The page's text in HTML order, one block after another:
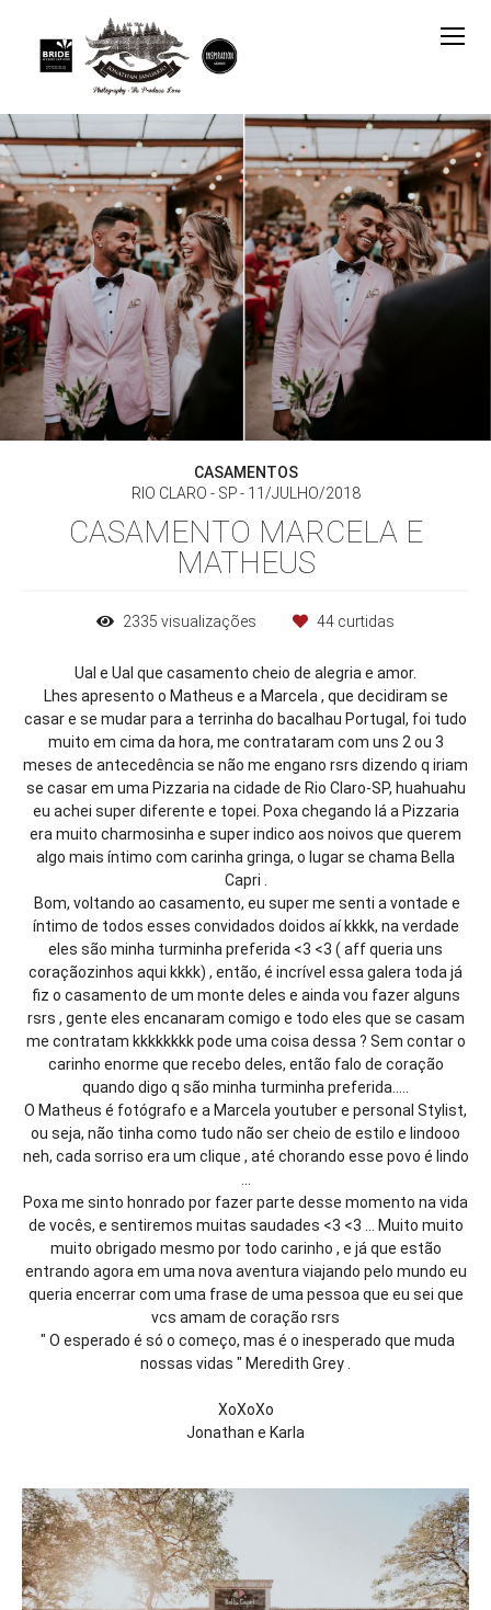
CASAMENTOS
RIO CLARO - SP
11/JULHO/2018
CASAMENTO MARCELA E
MATHEUS
2335 visualizações 44 curtidas
Ual e Ual que casamento cheio de alegria e amor.
Lhes apresento o Matheus e a Marcela , que decidiram se
casar e se mudar para a terrinha do bacalhau Portugal, foi tudo
muito em cima da hora, me contrataram com uns 2 ou 3
meses de antecedência se não me engano rsrs dizendo q iriam
se casar em uma Pizzaria na cidade de Rio Claro-SP, huahuahu
eu achei super diferente e topei. Poxa chegando lá a Pizzaria
era muito charmosinha e super indico aos noivos que querem
algo mais íntimo com carinha gringa, o lugar se chama Bella
Capri .
Bom, voltando ao casamento, eu super me senti a vontade e
íntimo de todos esses convidados doidos aí kkkk, na verdade
eles são minha turminha preferida <3 <3 ( aff queria uns
coraçãozinhos aqui kkkk) , então, é incrível essa galera toda já
fiz o casamento de um monte deles e ainda vou fazer alguns
rsrs , gente eles encanaram comigo e todo eles que se casam
me contratam kkkkkkkk pode uma coisa dessa ? Sem contar o
carinho enorme que recebo deles, então falo de coração
quando digo q são minha turminha preferida.....
O Matheus é fotógrafo e a Marcela youtuber e personal Stylist,
ou seja, não tinha como tudo não ser cheio de estilo e lindooo
neh, cada sorriso era um clique , até chorando esse povo é lindo
Poxa me sinto honrado por fazer parte desse momento na vida
de vocês, e sentiremos muitas saudades <3 <3 ... Muito muito
muito obrigado mesmo por todo carinho , e já que estão
entrando agora em uma nova aventura viajando pelo mundo eu
queria encerrar com uma frase de uma pessoa que eu sei que
vcs amam de coração rsrs
" O esperado é só o começo, mas é o inesperado que muda
nossas vidas " Meredith Grey .
XoXoXo
Jonathan e Karla